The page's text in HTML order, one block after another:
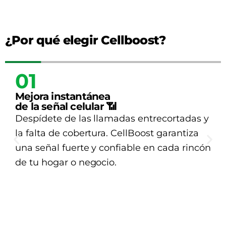
¿Por qué elegir Cellboost?
02
Compatible con todas
las operadoras nacionales ✅
No importa si usas Claro, Movistar, Entel o
Bitel, CellBoost funciona perfectamente
con todas las redes para tu tranquilidad.